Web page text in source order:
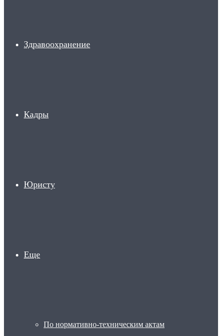
Здравоохранение
Кадры
Юристу
Еще
По нормативно-техническим актам